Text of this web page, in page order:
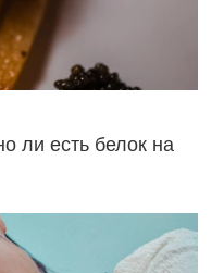
ли есть белок на